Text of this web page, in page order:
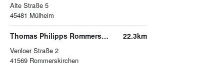
Alte Straße 5
45481 Mülheim
Thomas Philipps Rommerskirchen
Venloer Straße 2
41569 Rommerskirchen
22.3km